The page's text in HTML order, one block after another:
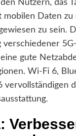
Nutzern, das
mobilen Daten zu
zu sein.
verschiedener
gute
Wi-Fi 6,
vervollständigen